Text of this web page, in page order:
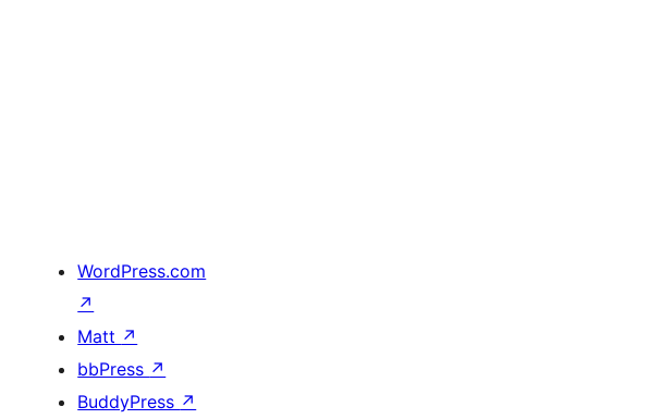
WordPress.com
↗
Matt ↗
bbPress ↗
BuddyPress ↗